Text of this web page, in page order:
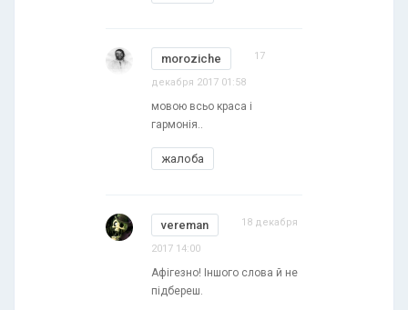
moroziche 17
декабря 2017 01:58
мовою всьо краса і
гармонія..
жалоба
vereman 18 декабря
2017 14:00
Афігезно! Іншого слова й не
підбереш.